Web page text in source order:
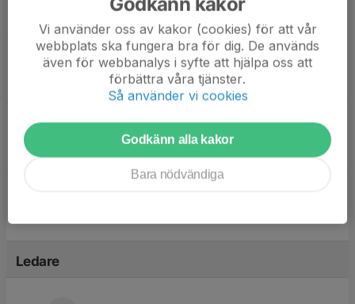
Mikaela Björck
Priscilla Diaz
Ledare
Vi använder oss av kakor (cookies) för att vår
webbplats ska fungera bra för dig. De används
även för webbanalys i syfte att hjälpa oss att
förbättra våra tjänster.
Så använder vi cookies
Godkänn alla kakor
Bara nödvändiga